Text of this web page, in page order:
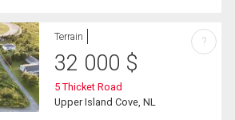
Terrain
32 000 $
5 Thicket Road
Upper Island Cove, NL
?